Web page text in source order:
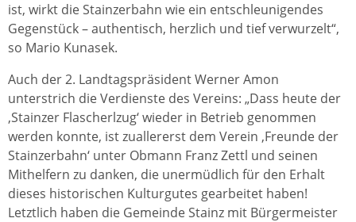
ist, wirkt die Stainzerbahn wie ein entschleunigendes
Gegenstück – authentisch, herzlich und tief verwurzelt“,
so Mario Kunasek.
Auch der 2. Landtagspräsident Werner Amon
unterstrich die Verdienste des Vereins: „Dass heute der
‚Stainzer Flascherlzug‘ wieder in Betrieb genommen
werden konnte, ist zuallererst dem Verein ‚Freunde der
Stainzerbahn‘ unter Obmann Franz Zettl und seinen
Mithelfern zu danken, die unermüdlich für den Erhalt
dieses historischen Kulturgutes gearbeitet haben!
Letztlich haben die Gemeinde Stainz mit Bürgermeister